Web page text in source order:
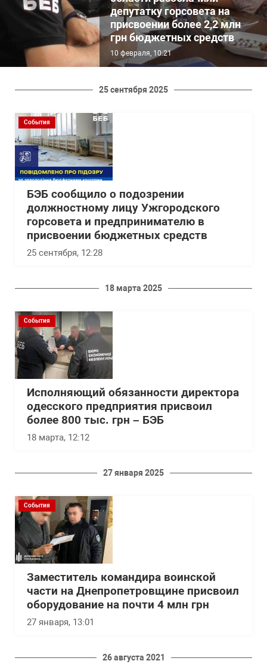
депутатку горсовета на
присвоении более 2,2 млн
грн бюджетных средств
10 февраля, 10:21
25 сентября 2025
События
БЭБ сообщило о подозрении
должностному лицу Ужгородского
горсовета и предпринимателю в
присвоении бюджетных средств
25 сентября, 12:28
18 марта 2025
События
Исполняющий обязанности директора
одесского предприятия присвоил
более 800 тыс. грн – БЭБ
18 марта, 12:12
27 января 2025
События
Заместитель командира воинской
части на Днепропетровщине присвоил
оборудование на почти 4 млн грн
27 января, 13:01
26 августа 2021